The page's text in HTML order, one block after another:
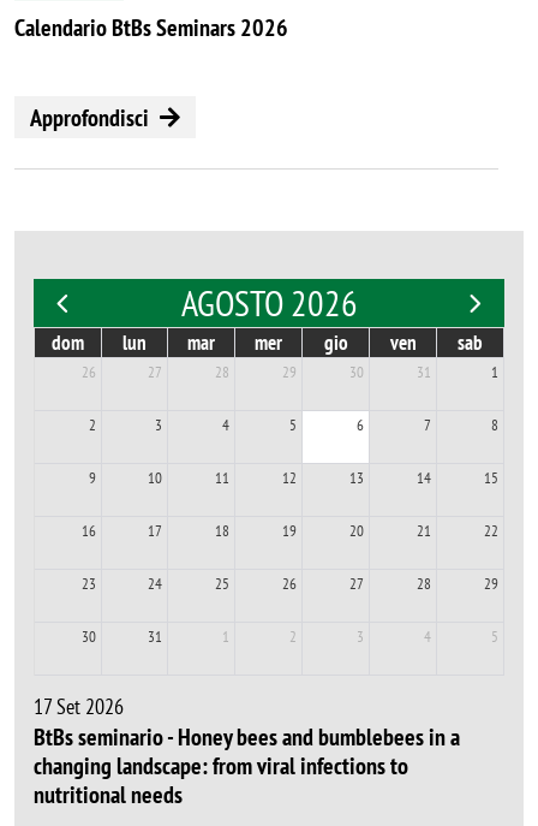
Calendario BtBs Seminars 2026
Approfondisci
AGOSTO 2026
dom lun mar mer gio ven sab
26 27 28 29 30 31 1
2 3 4 5 6 7 8
9 10 11 12 13 14 15
16 17 18 19 20 21 22
23 24 25 26 27 28 29
30 31 1 2 3 4 5
17 Set 2026
BtBs seminario - Honey bees and bumblebees in a
changing landscape: from viral infections to
nutritional needs